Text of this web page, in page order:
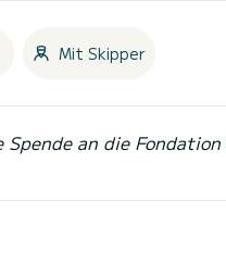
Mit Skipper
an die